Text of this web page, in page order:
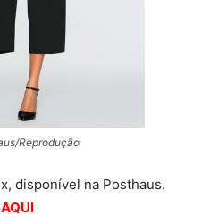
Reprodução
disponível na Posthaus.